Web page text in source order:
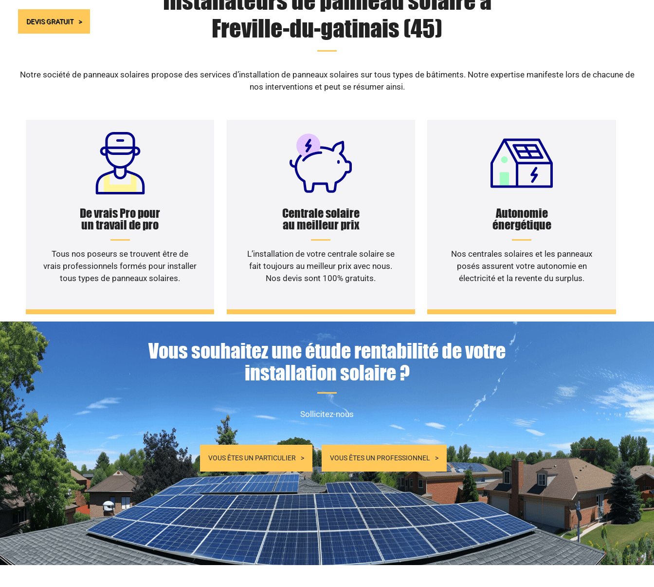
DEVIS GRATUIT
Freville-du-gatinais (45)
Notre société de panneaux solaires propose des services d’installation de panneaux solaires sur tous types de bâtiments. Notre expertise manifeste lors de chacune de
nos interventions et peut se résumer ainsi.
De vrais Pro pour
un travail de pro
Tous nos poseurs se trouvent être de
vrais professionnels formés pour installer
tous types de panneaux solaires.
Centrale solaire
au meilleur prix
L’installation de votre centrale solaire se
fait toujours au meilleur prix avec nous.
Nos devis sont 100% gratuits.
Autonomie
énergétique
Nos centrales solaires et les panneaux
posés assurent votre autonomie en
électricité et la revente du surplus.
Vous souhaitez une étude rentabilité de votre
installation solaire ?
Sollicitez-nous
VOUS ÊTES UN PARTICULIER VOUS ÊTES UN PROFESSIONNEL